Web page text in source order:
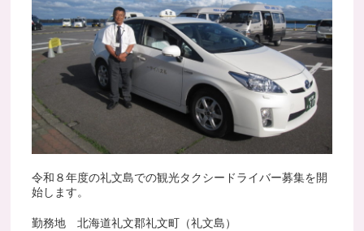
令和８年度の礼文島での観光タクシードライバー募集を開
始します。
勤務地 北海道礼文郡礼文町（礼文島）